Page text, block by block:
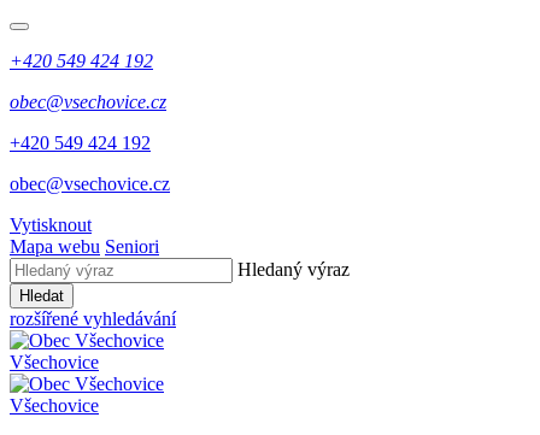
+420 549 424 192
obec@vsechovice.cz
+420 549 424 192
obec@vsechovice.cz
Vytisknout
Mapa webu Seniori
Hledaný výraz
Hledat
rozšířené vyhledávání
Všechovice
Všechovice